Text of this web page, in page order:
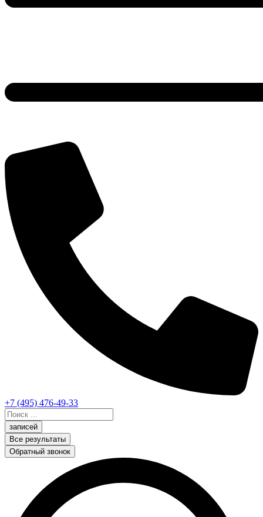
+7 (495) 476-49-33
Search
...записей
Все результаты
Обратный звонок